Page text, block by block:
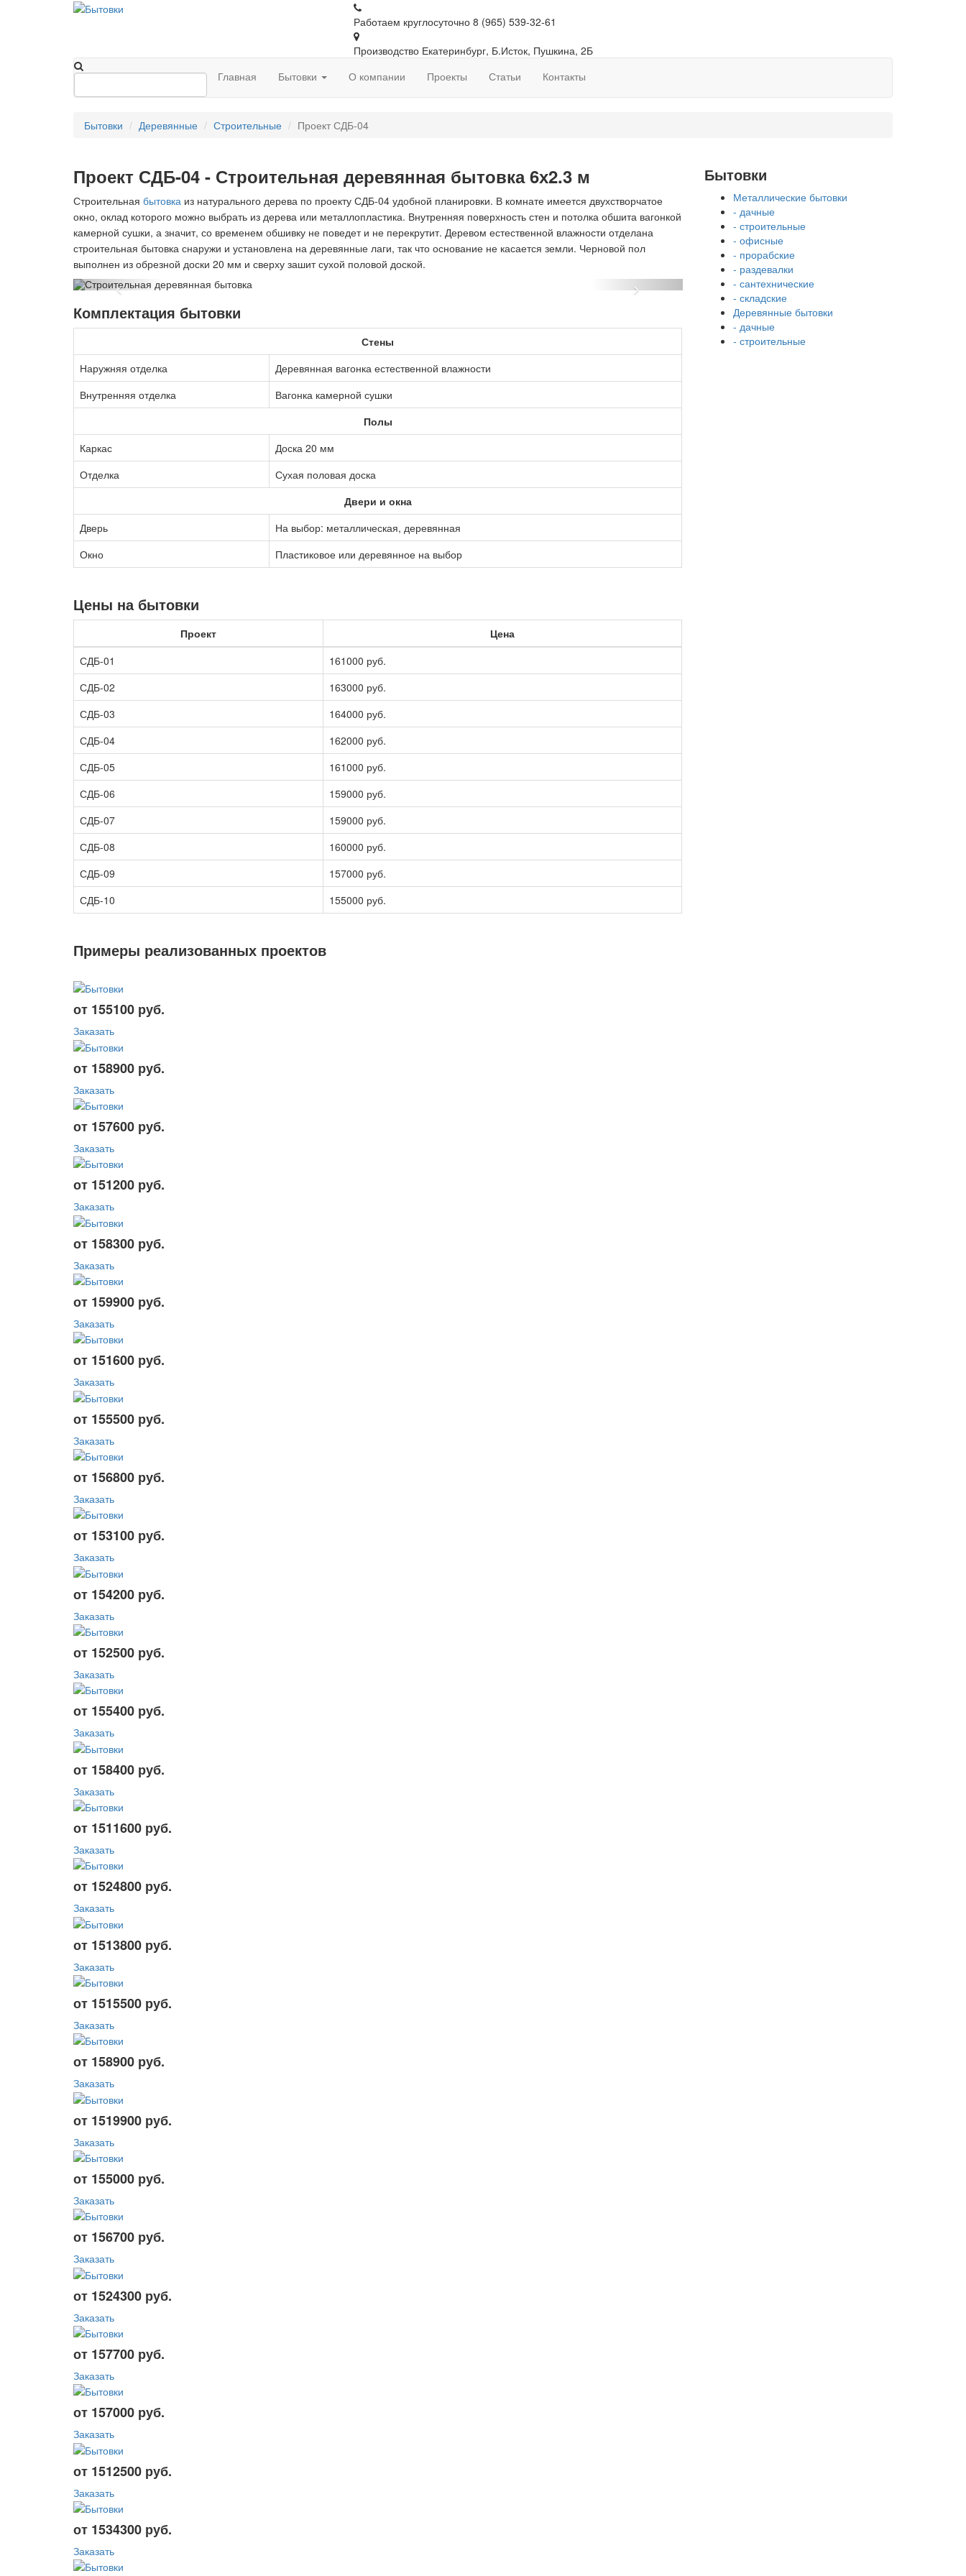
Работаем круглосуточно 8 (965) 539-32-61
Производство Екатеринбург, Б.Исток, Пушкина, 2Б
Главная
Бытовки О компании Проекты Статьи Контакты
Бытовки Деревянные Строительные Проект СДБ-04
Проект СДБ-04 - Строительная деревянная бытовка 6х2.3 м
Строительная бытовка из натурального дерева по проекту СДБ-04 удобной планировки. В комнате имеется двухстворчатое
окно, оклад которого можно выбрать из дерева или металлопластика. Внутренняя поверхность стен и потолка обшита вагонкой
камерной сушки, а значит, со временем обшивку не поведет и не перекрутит. Деревом естественной влажности отделана
строительная бытовка снаружи и установлена на деревянные лаги, так что основание не касается земли. Черновой пол
выполнен из обрезной доски 20 мм и сверху зашит сухой половой доской.
Комплектация бытовки
Стены
Наружняя отделка
Деревянная вагонка естественной влажности
Внутренняя отделка
Вагонка камерной сушки
Полы
Каркас
Доска 20 мм
Отделка
Сухая половая доска
Двери и окна
Дверь
На выбор: металлическая, деревянная
Окно
Пластиковое или деревянное на выбор
Цены на бытовки
Проект
Цена
СДБ-01
161000 руб.
СДБ-02
163000 руб.
СДБ-03
164000 руб.
СДБ-04
162000 руб.
СДБ-05
161000 руб.
СДБ-06
159000 руб.
СДБ-07
159000 руб.
СДБ-08
160000 руб.
СДБ-09
157000 руб.
СДБ-10
155000 руб.
Примеры реализованных проектов
от 155100 руб.
Заказать
от 158900 руб.
Заказать
от 157600 руб.
Заказать
от 151200 руб.
Заказать
от 158300 руб.
Заказать
от 159900 руб.
Заказать
от 151600 руб.
Заказать
от 155500 руб.
Заказать
от 156800 руб.
Заказать
от 153100 руб.
Заказать
от 154200 руб.
Заказать
от 152500 руб.
Заказать
от 155400 руб.
Заказать
от 158400 руб.
Заказать
от 1511600 руб.
Заказать
от 1524800 руб.
Заказать
от 1513800 руб.
Заказать
от 1515500 руб.
Заказать
от 158900 руб.
Заказать
от 1519900 руб.
Заказать
от 155000 руб.
Заказать
от 156700 руб.
Заказать
от 1524300 руб.
Заказать
от 157700 руб.
Заказать
от 157000 руб.
Заказать
от 1512500 руб.
Заказать
от 1534300 руб.
Заказать
Бытовки
Металлические бытовки
- дачные
- строительные
- офисные
- прорабские
- раздевалки
- сантехнические
- складские
Деревянные бытовки
- дачные
- строительные